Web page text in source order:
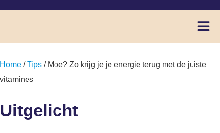
Home /Tips / Moe? Zo krijg je je energie terug met de juiste
vitamines
Uitgelicht